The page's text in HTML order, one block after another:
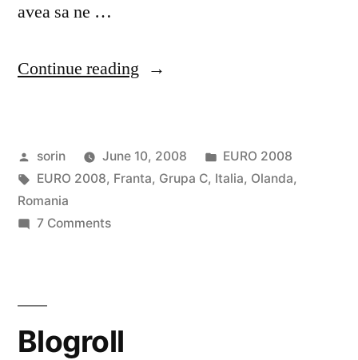
avea sa ne …
Continue reading “EURO2008
3”
Posted
by
sorin June 10, 2008
Posted
in
EURO 2008
Tags:
EURO 2008, Franta, Grupa C, Italia, Olanda,
Romania
7 Commentson
Blogroll